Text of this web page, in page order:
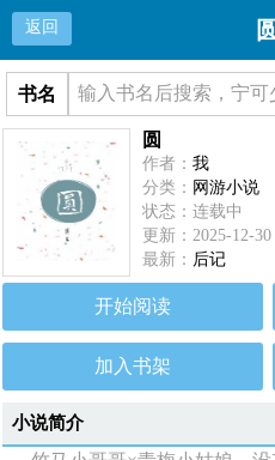
返回 圆
书名
圆
作者：我
分类： 网游小说
状态：连载中
更新：2025-12-30
最新： 后记
开始阅读
加入书架
小说简介